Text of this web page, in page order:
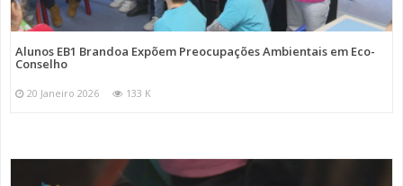
Alunos EB1 Brandoa Expõem Preocupações Ambientais em Eco-
Conselho
20 Janeiro 2026 133 K